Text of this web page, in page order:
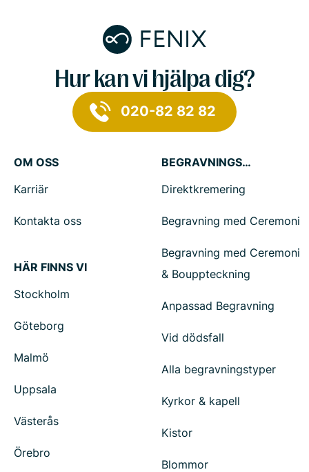
Hur kan vi hjälpa dig?
020-82 82 82
OM OSS
Karriär
Kontakta oss
HÄR FINNS VI
Stockholm
Göteborg
Malmö
Uppsala
Västerås
Örebro
BEGRAVNINGSTJÄNSTER
Direktkremering
Begravning med Ceremoni
Begravning med Ceremoni
& Bouppteckning
Anpassad Begravning
Vid dödsfall
Alla begravningstyper
Kyrkor & kapell
Kistor
Blommor